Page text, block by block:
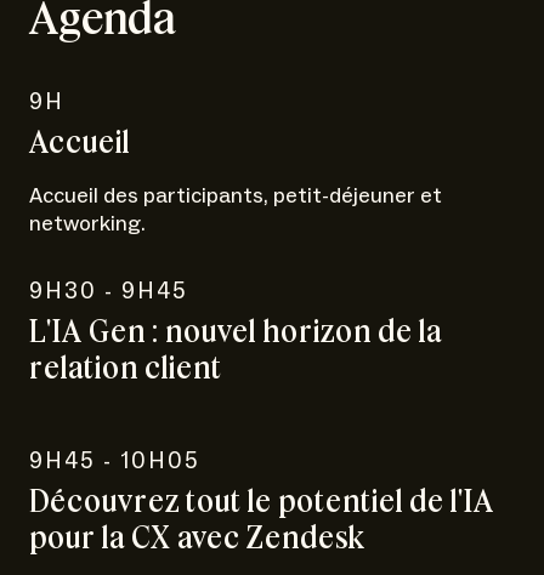
Agenda
9H
Accueil
Accueil des participants, petit-déjeuner et
networking.
9H30 - 9H45
L'IA Gen : nouvel horizon de la
relation client
9H45 - 10H05
Découvrez tout le potentiel de l'IA
pour la CX avec Zendesk